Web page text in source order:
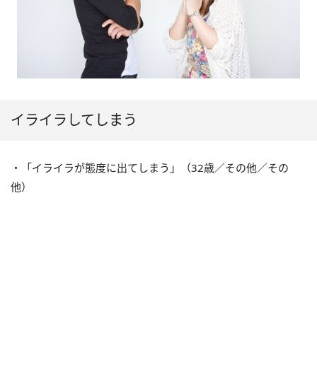
イライラしてしまう
・「イライラが態度に出てしまう」（32歳／その他／その
他）